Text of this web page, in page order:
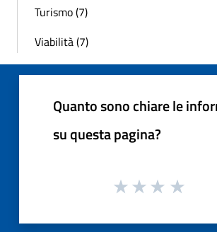
Turismo (7)
Viabilità (7)
Quanto sono chiare le
su questa pagina?